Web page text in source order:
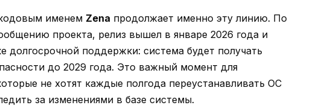
именем Zena продолжает именно эту линию. По
проекта, релиз вышел в январе 2026 года и
долгосрочной поддержки: система будет получать
до 2029 года. Это важный момент для
не хотят каждые полгода переустанавливать ОС
за изменениями в базе системы.